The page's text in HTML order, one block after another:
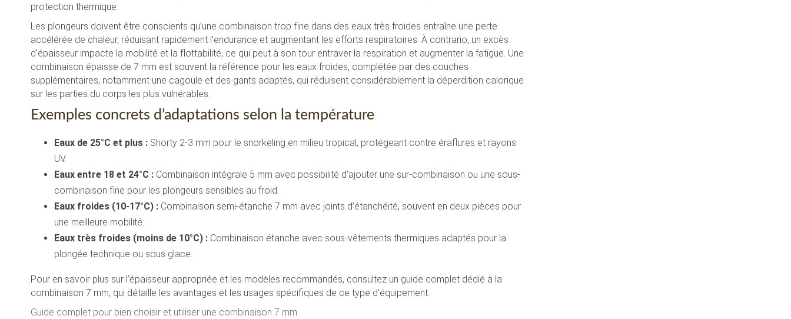
protection thermique.
Les plongeurs doivent être conscients qu’une combinaison trop fine dans des eaux très froides entraîne une perte
accélérée de chaleur, réduisant rapidement l’endurance et augmentant les efforts respiratoires. À contrario, un excès
d’épaisseur impacte la mobilité et la flottabilité, ce qui peut à son tour entraver la respiration et augmenter la fatigue. Une
combinaison épaisse de 7 mm est souvent la référence pour les eaux froides, complétée par des couches
supplémentaires, notamment une cagoule et des gants adaptés, qui réduisent considérablement la déperdition calorique
sur les parties du corps les plus vulnérables.
Exemples concrets d’adaptations selon la température
Eaux de 25°C et plus : Shorty 2-3 mm pour le snorkeling en milieu tropical, protégeant contre éraflures et rayons
UV.
Eaux entre 18 et 24°C : Combinaison intégrale 5 mm avec possibilité d’ajouter une sur-combinaison ou une sous-
combinaison fine pour les plongeurs sensibles au froid.
Eaux froides (10-17°C) : Combinaison semi-étanche 7 mm avec joints d’étanchéité, souvent en deux pièces pour
une meilleure mobilité.
Eaux très froides (moins de 10°C) : Combinaison étanche avec sous-vêtements thermiques adaptés pour la
plongée technique ou sous glace.
Pour en savoir plus sur l’épaisseur appropriée et les modèles recommandés, consultez un guide complet dédié à la
combinaison 7 mm, qui détaille les avantages et les usages spécifiques de ce type d’équipement.
Guide complet pour bien choisir et utiliser une combinaison 7 mm